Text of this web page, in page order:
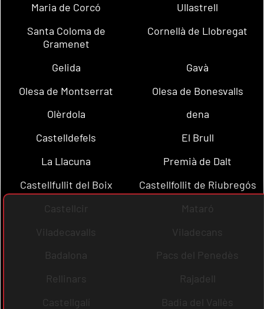
Maria de Corcó
Ullastrell
Santa Coloma de
Gramenet
Cornellà de Llobregat
Gelida
Gavà
Olesa de Montserrat
Olesa de Bonesvalls
Olèrdola
dena
Castelldefels
El Brull
La Llacuna
Premià de Dalt
Castellfullit del Boix
Castellfollit de Riubregós
Castellcir
Mataró
Viladecavalls
Viladecans
Badalona
Pacs del Penedès
Rellinars
Rajadell
Castellgalí
Badia del Vallès